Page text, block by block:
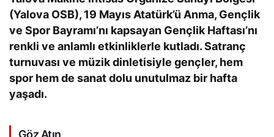
(Yalova OSB), 19 Mayıs Atatürk’ü Anma, Gençlik
ve Spor Bayramı’nı kapsayan Gençlik Haftası’nı
renkli ve anlamlı etkinliklerle kutladı. Satranç
turnuvası ve müzik dinletisiyle gençler, hem
spor hem de sanat dolu unutulmaz bir hafta
yaşadı.
Göz Atın